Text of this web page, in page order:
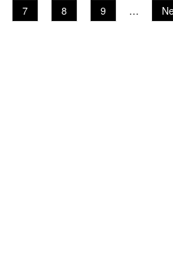
Page
7 Page
8 Page
9 …